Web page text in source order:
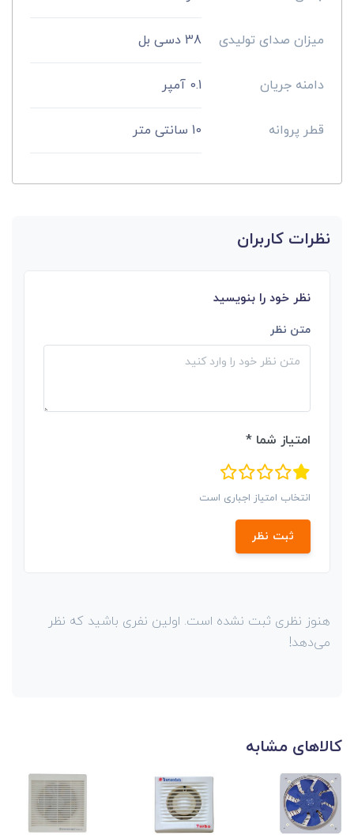
میزان صدای تولیدی 38 دسی بل
دامنه جریان 0.1 آمپر
قطر پروانه 10 سانتی متر
نظرات کاربران
نظر خود را بنویسید
متن نظر
امتیاز شما *
انتخاب امتیاز اجباری است
ثبت نظر
هنوز نظری ثبت نشده است. اولین نفری باشید که نظر
می‌دهد!
کالاهای مشابه